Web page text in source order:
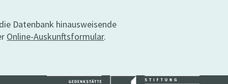
Datenbank hinausweisende
Online-Auskunftsformular.